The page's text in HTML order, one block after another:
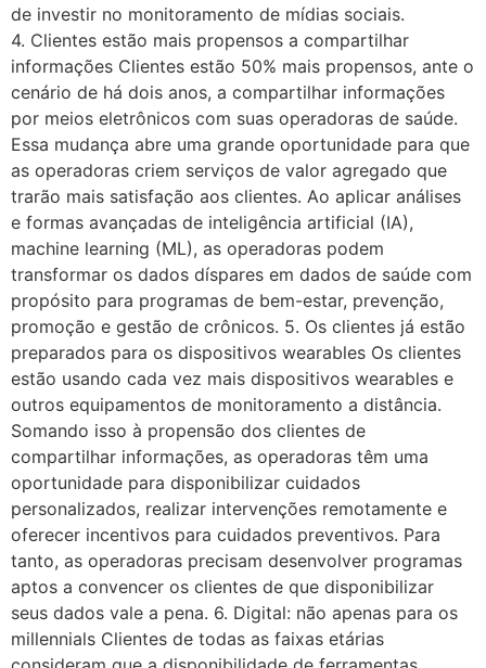
de investir no monitoramento de mídias sociais.
4. Clientes estão mais propensos a compartilhar
informações Clientes estão 50% mais propensos, ante o
cenário de há dois anos, a compartilhar informações
por meios eletrônicos com suas operadoras de saúde.
Essa mudança abre uma grande oportunidade para que
as operadoras criem serviços de valor agregado que
trarão mais satisfação aos clientes. Ao aplicar análises
e formas avançadas de inteligência artificial (IA),
machine learning (ML), as operadoras podem
transformar os dados díspares em dados de saúde com
propósito para programas de bem-estar, prevenção,
promoção e gestão de crônicos. 5. Os clientes já estão
preparados para os dispositivos wearables Os clientes
estão usando cada vez mais dispositivos wearables e
outros equipamentos de monitoramento a distância.
Somando isso à propensão dos clientes de
compartilhar informações, as operadoras têm uma
oportunidade para disponibilizar cuidados
personalizados, realizar intervenções remotamente e
oferecer incentivos para cuidados preventivos. Para
tanto, as operadoras precisam desenvolver programas
aptos a convencer os clientes de que disponibilizar
seus dados vale a pena. 6. Digital: não apenas para os
millennials Clientes de todas as faixas etárias